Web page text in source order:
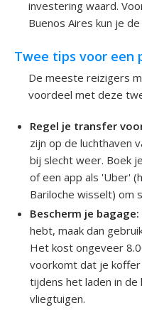
investering waard.
Buenos Aires kun je
Twee tips voor
De meeste reizigers
voordeel met deze
Regel je transfer
zijn op de luchthaven
bij slecht weer. Boek
of een app als 'Uber'
Bariloche wisselt) om
Bescherm je bagage:
hebt, maak dan
Het kost ongeveer
voorkomt dat je
tijdens het laden in
vliegtuigen.